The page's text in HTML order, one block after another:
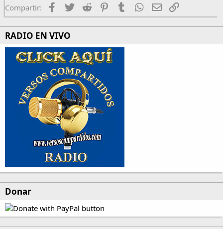
Compartir: Facebook
TwitterReddit PinterestTumblrWhatsApp
EmailEnlace
RADIO EN VIVO
Donar